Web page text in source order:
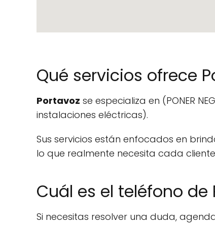
Qué servicios ofrece
Portavoz se especializa en (PONER
instalaciones eléctricas).
Sus servicios están enfocados en
lo que realmente necesita cada
Cuál es el teléfono de
Si necesitas resolver una duda,